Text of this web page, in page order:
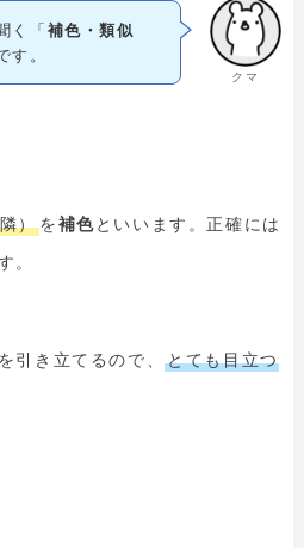
クマ
く「 補色・類似
す。
）を 補色 といいます。正確には
。
引き立てるので、とても目立つ